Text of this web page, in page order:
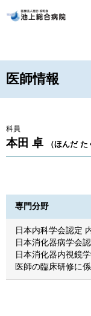
医師情報
科員
本田 卓 （ほんだ た
専門分野
日本内科学会認定
日本消化器病学会
日本消化器内視鏡
医師の臨床研修に